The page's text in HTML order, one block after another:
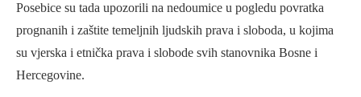
Posebice su tada upozorili na nedoumice u pogledu povratka
prognanih i zaštite temeljnih ljudskih prava i sloboda, u kojima
su vjerska i etnička prava i slobode svih stanovnika Bosne i
Hercegovine.